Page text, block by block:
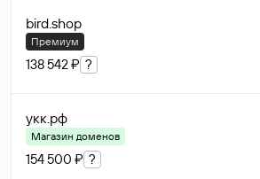
bird.shop
Премиум
138 542 ₽ ?
укк.рф
Магазин доменов
154 500 ₽ ?